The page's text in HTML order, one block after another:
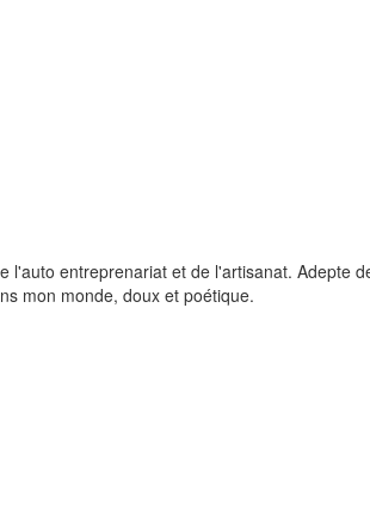
l'auto entreprenariat et de l'artisanat. Adepte
mon monde, doux et poétique.